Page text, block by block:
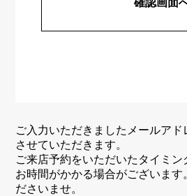
ご入力いただきましたメールア
させていただきます。
ご来店予約をいただいたタイミ
お時間がかかる場合がございます
ださいませ。